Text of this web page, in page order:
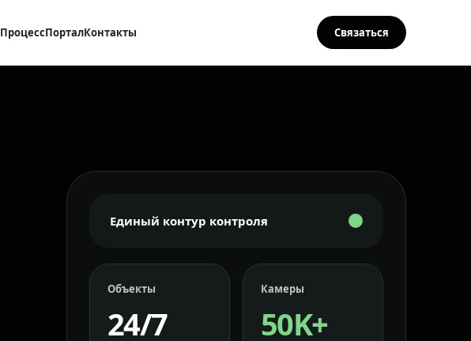
ПроцессПорталКонтакты Связаться
Единый контур контроля
Объекты
24/7
Камеры
50K+